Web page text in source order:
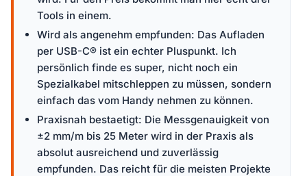
Tools in einem.
Wird als angenehm empfunden: Das Aufladen
per USB-C® ist ein echter Pluspunkt. Ich
persönlich finde es super, nicht noch ein
Spezialkabel mitschleppen zu müssen, sondern
einfach das vom Handy nehmen zu können.
Praxisnah bestaetigt: Die Messgenauigkeit von
±2 mm/m bis 25 Meter wird in der Praxis als
absolut ausreichend und zuverlässig
empfunden. Das reicht für die meisten Projekte